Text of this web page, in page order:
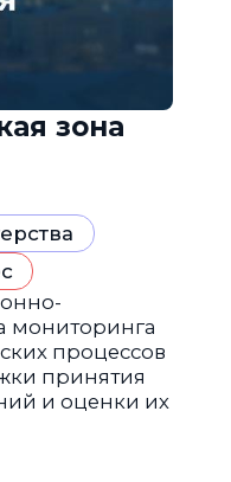
зона
мониторинга
процессов
принятия
и оценки их